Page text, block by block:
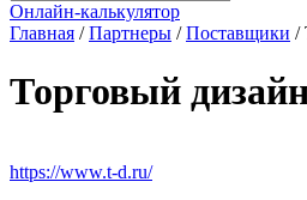
Онлайн-калькулятор
Главная / Партнеры / Поставщики /
Торговый
https://www.t-d.ru/